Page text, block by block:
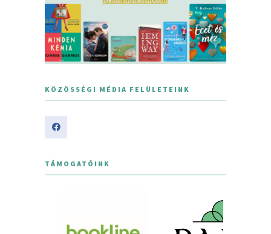
KÖZÖSSÉGI MÉDIA FELÜLETEINK
TÁMOGATÓINK